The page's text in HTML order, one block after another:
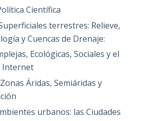
Científica
terrestres: Relieve,
y Cuencas de Drenaje:
Ecológicas, Sociales y el
Internet
Áridas, Semiáridas y
urbanos: las Ciudades